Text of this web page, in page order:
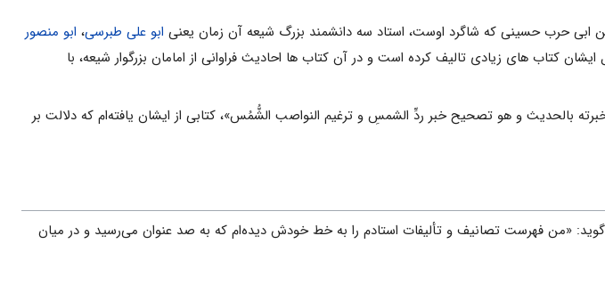
حرب حسینى که شاگرد اوست، استاد سه دانشمند بزرگ شیعه آن زمان یعنى ابو على طبرسى، ابو منصور
ایشان کتاب هاى زیادى تالیف کرده است و در آن کتاب ها احادیث فراوانى از امامان بزرگوار شیعه، با
بالحدیث و هو تصحیح خبر ردِّ الشمسِ و ترغیم النواصب الشُّمُس»، کتابى از ایشان یافته‌ام که دلالت بر
«من فهرست تصانیف و تألیفات استادم را به خط خودش دیده‌ام که به صد عنوان مى‌رسید و در میان